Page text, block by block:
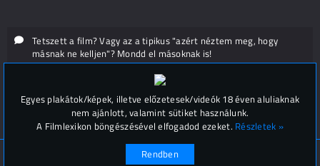
Tetszett a film? Vagy az a tipikus "azért néztem meg, hogy
másnak ne kelljen"? Mondd el másoknak is!
Hozzászólások (
© Filmlexikon 2019-2026
Kapcsolat, impresszum
Egyes plakátok/képek, illetve előzetesek/videók 18 éven aluliaknak
nem ajánlott, valamint sütiket használunk.
A Filmlexikon böngészésével elfogadod ezeket. Részletek »
Rendben